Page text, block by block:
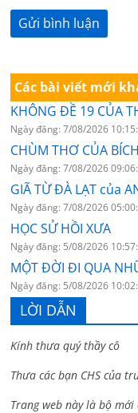
Các bài viết mới
KHÔNG ĐỀ 19 CỦA
Ngày đăng: 7/08/2026
CHÙM THƠ CỦA
Ngày đăng: 7/08/2026
GIÃ TỪ ĐÀ LẠT của
Ngày đăng: 7/08/2026
HỌC SỬ HỒI XƯA
Ngày đăng: 5/08/2026
MỘT ĐỜI ĐI QUA
Ngày đăng: 5/08/2026
LỜI DẪN
Kính thưa quý thầy cô
Thưa các bạn CHS của
Trang web này là bộ